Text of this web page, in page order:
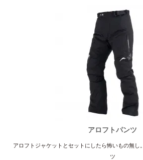
アロフトパンツ
アロフトジャケットとセットにしたら怖いもの無し
ツ